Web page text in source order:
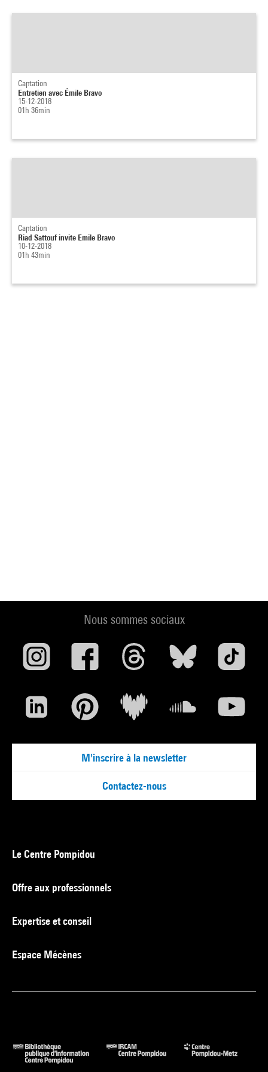
Captation
Entretien avec Émile Bravo
15-12-2018
01h 36min
Captation
Riad Sattouf invite Emile Bravo
10-12-2018
01h 43min
Nous sommes sociaux
M'inscrire à la newsletter
Contactez-nous
Le Centre Pompidou
Offre aux professionnels
Expertise et conseil
Espace Mécènes